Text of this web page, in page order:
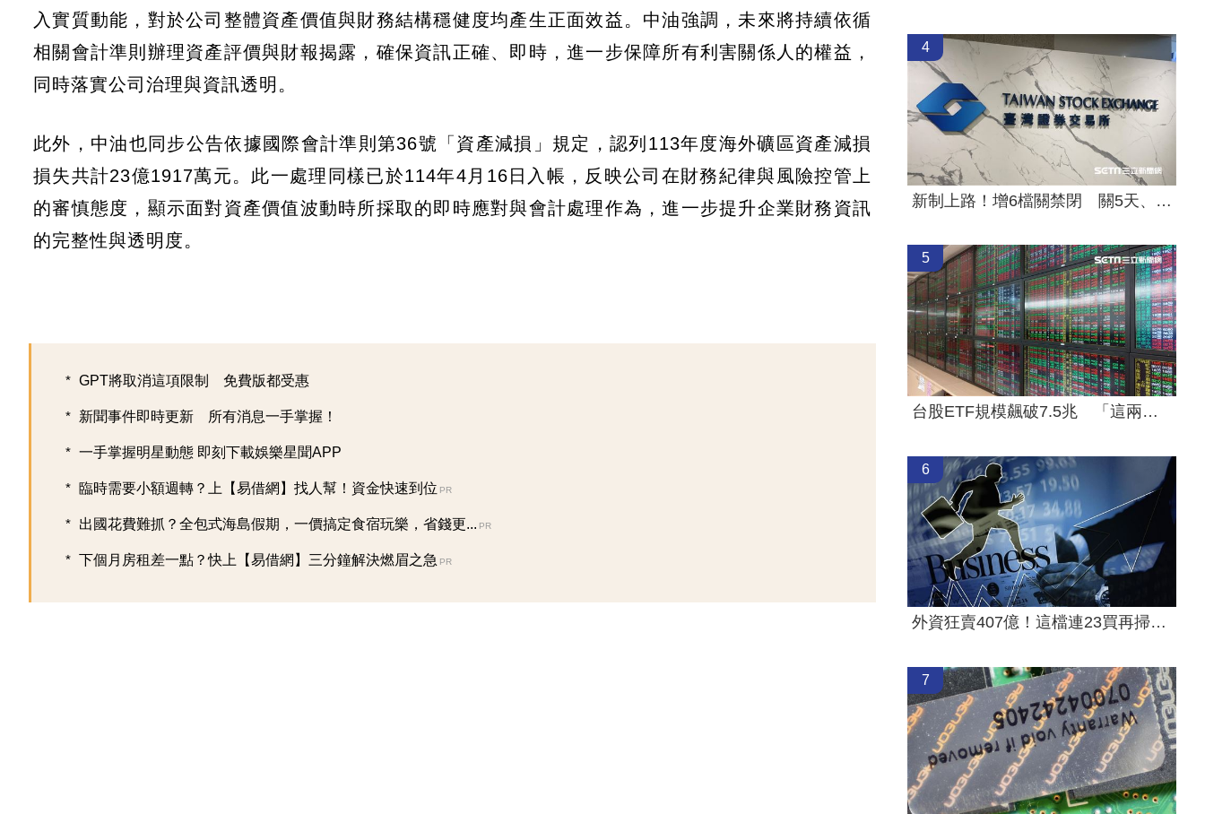
入實質動能，對於公司整體資產價值與財務結構穩健度均產生正面效益。中油強調，未來將持續依循
相關會計準則辦理資產評價與財報揭露，確保資訊正確、即時，進一步保障所有利害關係人的權益，
同時落實公司治理與資訊透明。
此外，中油也同步公告依據國際會計準則第36號「資產減損」規定，認列113年度海外礦區資產減損
損失共計23億1917萬元。此一處理同樣已於114年4月16日入帳，反映公司在財務紀律與風險控管上
的審慎態度，顯示面對資產價值波動時所採取的即時應對與會計處理作為，進一步提升企業財務資訊
的完整性與透明度。
GPT將取消這項限制 免費版都受惠
新聞事件即時更新 所有消息一手掌握！
一手掌握明星動態 即刻下載娛樂星聞APP
臨時需要小額週轉？上【易借網】找人幫！資金快速到位 PR
出國花費難抓？全包式海島假期，一價搞定食宿玩樂，省錢更... PR
下個月房租差一點？快上【易借網】三分鐘解決燃眉之急 PR
4
新制上路！增6檔關禁閉 關5天、2分撮合
5
台股ETF規模飆破7.5兆 「這兩檔」翻倍漲
6
外資狂賣407億！這檔連23買再掃2.2萬張
7